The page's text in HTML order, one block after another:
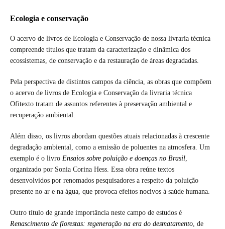
Ecologia e conservação
O acervo de livros de Ecologia e Conservação de nossa livraria técnica
compreende títulos que tratam da caracterização e dinâmica dos
ecossistemas, de conservação e da restauração de áreas degradadas.
Pela perspectiva de distintos campos da ciência, as obras que compõem
o acervo de livros de Ecologia e Conservação da livraria técnica
Ofitexto tratam de assuntos referentes à preservação ambiental e
recuperação ambiental.
Além disso, os livros abordam questões atuais relacionadas à crescente
degradação ambiental, como a emissão de poluentes na atmosfera. Um
exemplo é o livro Ensaios sobre poluição e doenças no Brasil,
organizado por Sonia Corina Hess. Essa obra reúne textos
desenvolvidos por renomados pesquisadores a respeito da poluição
presente no ar e na água, que provoca efeitos nocivos à saúde humana.
Outro título de grande importância neste campo de estudos é
Renascimento de florestas: regeneração na era do desmatamento, de